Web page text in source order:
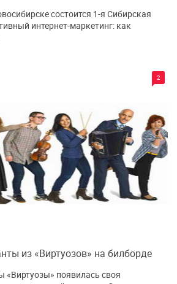
2
состоится 1-я Сибирская
интернет-маркетинг: как
из «Виртуозов» на билборде
появилась своя